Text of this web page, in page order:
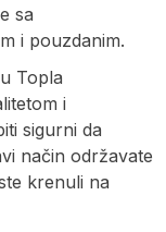
sa
i pouzdanim.
Topla
i
sigurni da
način održavate
krenuli na